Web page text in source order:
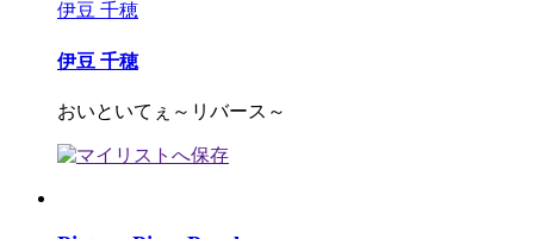
伊豆 千穂
伊豆 千穂
おいといてぇ～リバース～